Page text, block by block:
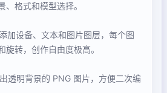
、格式和模型选择。
加设备、文本和图片图层，每个图
旋转，创作自由度极高。
透明背景的 PNG 图片，方便二次编